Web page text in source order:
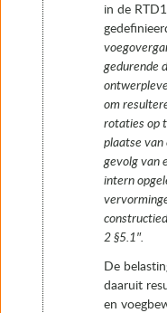
6. Realisatie
7. Instandhouding
in de
gedurende
om
rotaties op
plaatse van
gevolg van
intern
2 §5.1″.
De
daaruit
en